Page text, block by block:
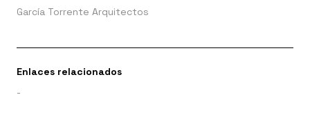
García Torrente Arquitectos
Enlaces relacionados
-